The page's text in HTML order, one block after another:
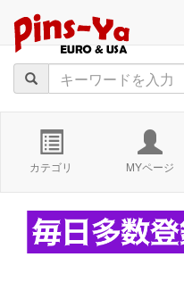
カテゴリ MYページ